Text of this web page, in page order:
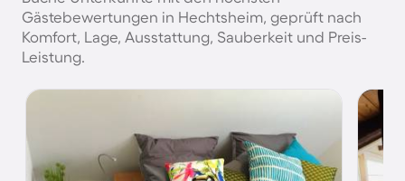
Gästebewertungen in Hechtsheim, geprüft nach
Komfort, Lage, Ausstattung, Sauberkeit und Preis-
Leistung.